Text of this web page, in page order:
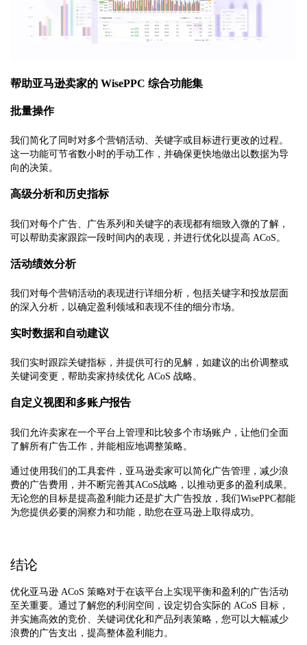
帮助亚马逊卖家的 WisePPC 综合功能集
批量操作
我们简化了同时对多个营销活动、关键字或目标进行更改的过程。
这一功能可节省数小时的手动工作，并确保更快地做出以数据为导
向的决策。
高级分析和历史指标
我们对每个广告、广告系列和关键字的表现都有细致入微的了解，
可以帮助卖家跟踪一段时间内的表现，并进行优化以提高 ACoS。
活动绩效分析
我们对每个营销活动的表现进行详细分析，包括关键字和投放层面
的深入分析，以确定盈利领域和表现不佳的细分市场。
实时数据和自动建议
我们实时跟踪关键指标，并提供可行的见解，如建议的出价调整或
关键词变更，帮助卖家持续优化 ACoS 战略。
自定义视图和多账户报告
我们允许卖家在一个平台上管理和比较多个市场账户，让他们全面
了解所有广告工作，并能相应地调整策略。
通过使用我们的工具套件，亚马逊卖家可以简化广告管理，减少浪
费的广告费用，并不断完善其ACoS战略，以推动更多的盈利成果。
无论您的目标是提高盈利能力还是扩大广告投放，我们WisePPC都能
为您提供必要的洞察力和功能，助您在亚马逊上取得成功。
结论
优化亚马逊 ACoS 策略对于在该平台上实现平衡和盈利的广告活动
至关重要。通过了解您的利润空间，设定切合实际的 ACoS 目标，
并实施高效的竞价、关键词优化和产品列表策略，您可以大幅减少
浪费的广告支出，提高整体盈利能力。